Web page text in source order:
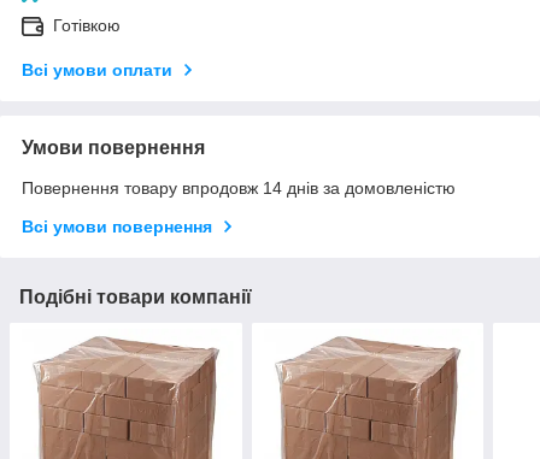
Готівкою
Всі умови оплати
Умови повернення
Повернення товару впродовж 14 днів за домовленістю
Всі умови повернення
Подібні товари компанії